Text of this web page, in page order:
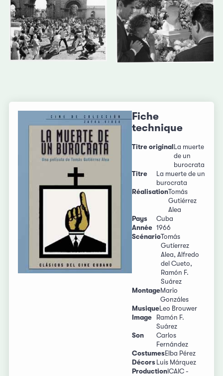
Fiche
technique
Titre original La muerte
de un
burocrata
Titre
La muerte de un
burocrata
RéalisationTomás
Gutiérrez
Alea
Pays
Cuba
Année 1966
ScénarioTomás
Gutíerrez
Alea, Alfredo
del Cueto,
Ramón F.
Suárez
MontageMario
Gonzáles
MusiqueLeo Brouwer
Image
Ramón F.
Suárez
Son
Carlos
Fernández
CostumesElba Pérez
Décors Luis Márquez
Production ICAIC -